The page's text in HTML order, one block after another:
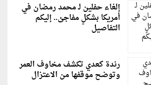
إلغاء حفلين لـ محمد رمضان في
أمريكا بشكلٍ مفاجئ.. إليكم
التفاصيل
رندة كعدي تكشف مخاوف العمر
وتوضح موقفها من الاعتزال